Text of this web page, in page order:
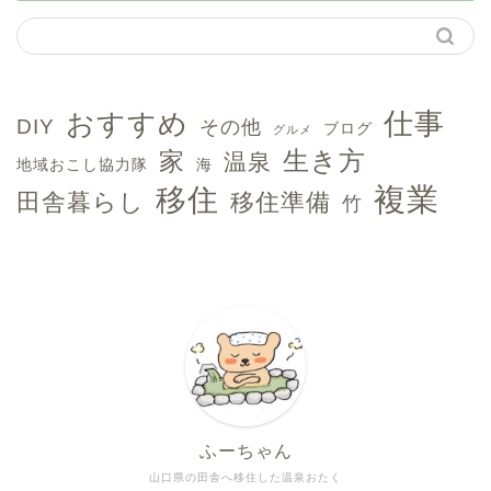
DIY おすすめ その他 グルメ ブログ 仕事
地域おこし協力隊 家 海 温泉 生き方
田舎暮らし 移住 移住準備 竹 複業
山口県の田舎へ移住した温泉おたく
ふーちゃん